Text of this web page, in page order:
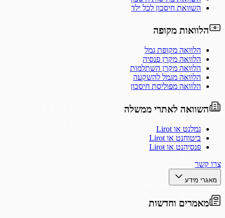
השוואת חיסכון לכל ילד
הלוואות מקופה
הלוואה מקופת גמל
הלוואה מקרן פנסיה
הלוואה מקרן השתלמות
הלוואה מגמל להשקעה
הלוואה מפוליסת חיסכון
השוואה לאתרי ממשלה
גמלנט או Lirot
ביטוחנט או Lirot
פנסיהנט או Lirot
צרו קשר
מאגרי מידע
מאמרים וחדשות